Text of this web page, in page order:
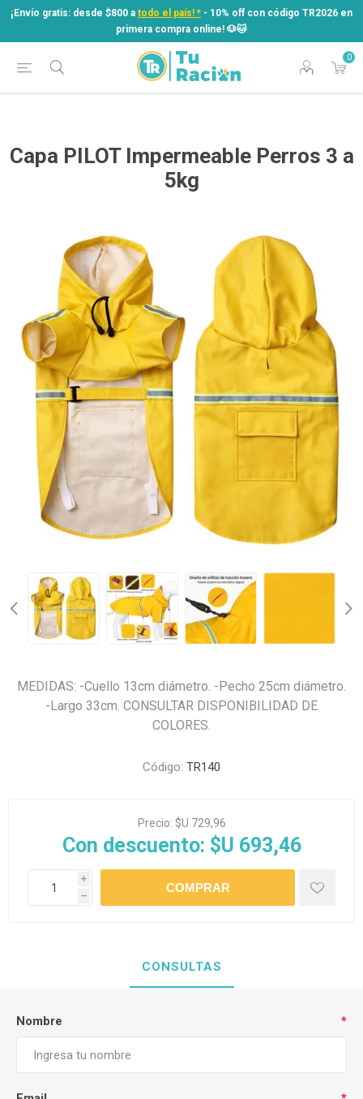
¡Envío gratis: desde $800 a todo el país! * - 10% off con código TR2026 en
primera compra online! ​🐶​🐱
0
¡Envío gratis: desde $800 atodo el país! *
- 10% off con código TR2026 en
primera compra online! ​🐶​🐱
Capa PILOT Impermeable Perros 3 a
5kg
MEDIDAS: -Cuello 13cm diámetro. -Pecho 25cm diámetro.
-Largo 33cm. CONSULTAR DISPONIBILIDAD DE
COLORES.
Código: TR140
Precio: $U 729,96
Con descuento: $U 693,46
i
h
CONSULTAS
Nombre *